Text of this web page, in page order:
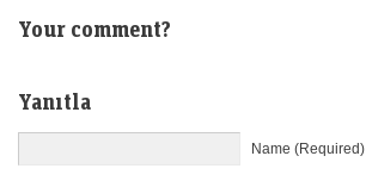
Your comment?
Yanıtla
Name (Required)